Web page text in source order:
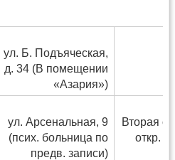
ул. Б. Подъяческая,
д. 34 (В помещении
«Азария»)
ул. Арсенальная, 9
(псих. больница по
предв. записи)
Вторая
откр.